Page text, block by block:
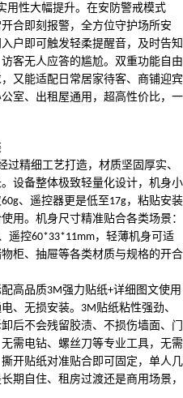
用性大幅提升。在安防警戒模式
合即刻报警，全方位守护场所安
户即可触发轻柔提醒音，及时告知
客无人应答的尴尬。双重功能自由
又能适配日常居家待客、商铺迎宾
室、出租屋通用，超高性价比，一
过精细工艺打造，材质坚固厚实、
设备整体极致轻量化设计，机身小
60g、遥控器更是低至17g，粘贴安装
用。机身尺寸精准贴合各类场景：
遥控60*33*11mm，轻薄机身可适
柜、抽屉等各类材质与规格的开合
高品质3M强力贴纸+详细图文使用
、无损安装。 3M贴纸粘性强劲、
后不会残留胶渍、不损伤墙面、门
需电钻、螺丝刀等专业工具，无需
开贴纸对准贴合即可固定，单人几
期自住、租房过渡还是商用场景，